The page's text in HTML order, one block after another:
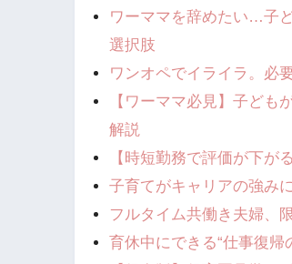
ワーママを辞めたい…子
選択肢
ワンオペでイライラ。必
【ワーママ必見】子ど
解説
【時短勤務で評価が下が
子育てがキャリアの強み
フルタイム共働き夫婦、
育休中にできる“仕事復